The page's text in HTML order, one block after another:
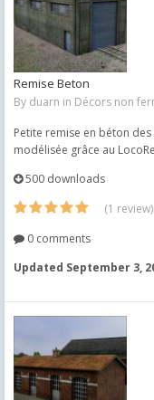
Remise Beton
By duarn in Décors non
Petite remise en béton
modélisée grâce au
500 downloads
(1 review)
0 comments
Updated September 3,